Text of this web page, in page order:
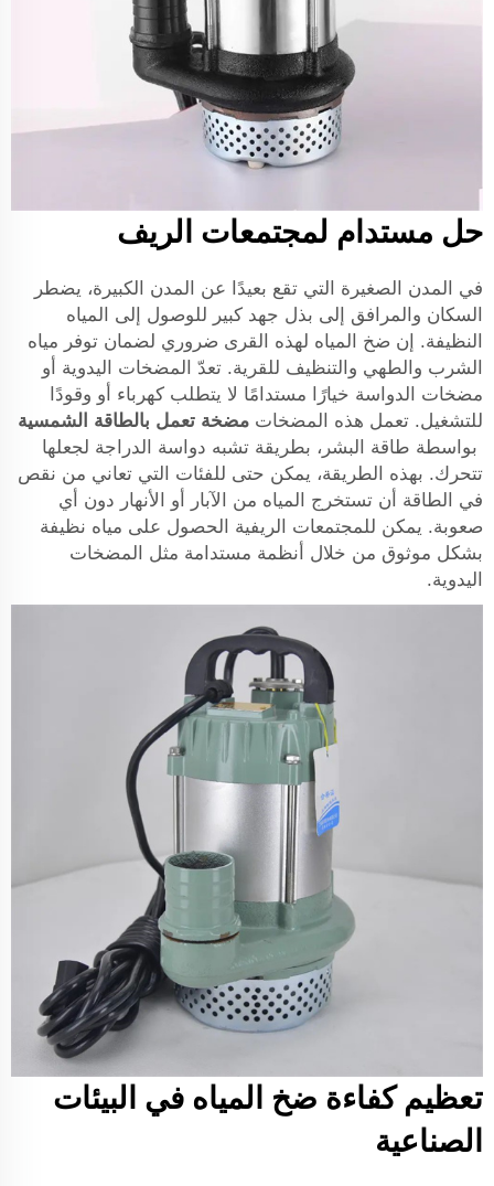
حل مستدام لمجتمعات الريف
في المدن الصغيرة التي تقع بعيدًا عن المدن الكبيرة، يضطر
السكان والمرافق إلى بذل جهد كبير للوصول إلى المياه
النظيفة. إن ضخ المياه لهذه القرى ضروري لضمان توفر مياه
الشرب والطهي والتنظيف للقرية. تعدّ المضخات اليدوية أو
مضخات الدواسة خيارًا مستدامًا لا يتطلب كهرباء أو وقودًا
للتشغيل. تعمل هذه المضخات مضخة تعمل بالطاقة الشمسية
بواسطة طاقة البشر، بطريقة تشبه دواسة الدراجة لجعلها
تتحرك. بهذه الطريقة، يمكن حتى للفئات التي تعاني من نقص
في الطاقة أن تستخرج المياه من الآبار أو الأنهار دون أي
صعوبة. يمكن للمجتمعات الريفية الحصول على مياه نظيفة
بشكل موثوق من خلال أنظمة مستدامة مثل المضخات
اليدوية.
تعظيم كفاءة ضخ المياه في البيئات
الصناعية